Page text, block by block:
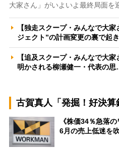
大家さん」がいよいよ最終局面を
【独走スクープ・みんなで大
ジェクト”の計画変更の裏で起
【追及スクープ・みんなで大
明かされる柳瀬健一・代表の
古賀真人「発掘！好決算
《株価34％急落
6月の売上低迷を